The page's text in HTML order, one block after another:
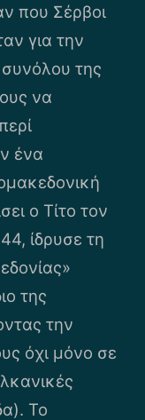
που Σέρβοι
για την
της
να
ένα
ο Τίτο τον
ίδρυσε τη
της
την
όχι μόνο σε
Το